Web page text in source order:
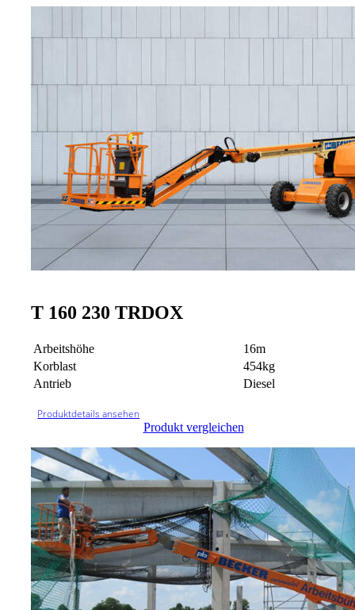
T 160 230 TRDOX
Arbeitshöhe
16m
Korblast
454kg
Antrieb
Diesel
Produktdetails ansehen
Produkt vergleichen